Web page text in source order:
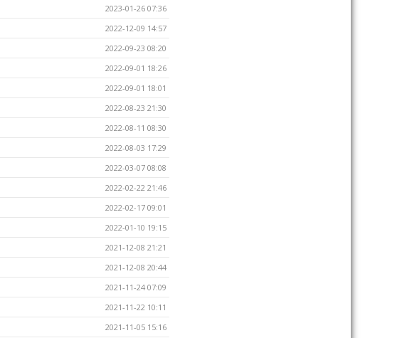
2023-01-26 07:36
2022-12-09 14:57
2022-09-23 08:20
2022-09-01 18:26
2022-09-01 18:01
2022-08-23 21:30
2022-08-11 08:30
2022-08-03 17:29
2022-03-07 08:08
2022-02-22 21:46
2022-02-17 09:01
2022-01-10 19:15
2021-12-08 21:21
2021-12-08 20:44
2021-11-24 07:09
2021-11-22 10:11
2021-11-05 15:16